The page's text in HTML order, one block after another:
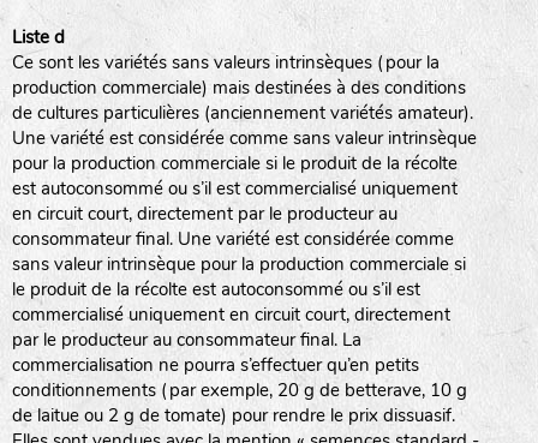
Liste d
Ce sont les variétés sans valeurs intrinsèques (pour la
production commerciale) mais destinées à des conditions
de cultures particulières (anciennement variétés amateur).
Une variété est considérée comme sans valeur intrinsèque
pour la production commerciale si le produit de la récolte
est autoconsommé ou s’il est commercialisé uniquement
en circuit court, directement par le producteur au
consommateur final. Une variété est considérée comme
sans valeur intrinsèque pour la production commerciale si
le produit de la récolte est autoconsommé ou s’il est
commercialisé uniquement en circuit court, directement
par le producteur au consommateur final. La
commercialisation ne pourra s’effectuer qu’en petits
conditionnements (par exemple, 20 g de betterave, 10 g
de laitue ou 2 g de tomate) pour rendre le prix dissuasif.